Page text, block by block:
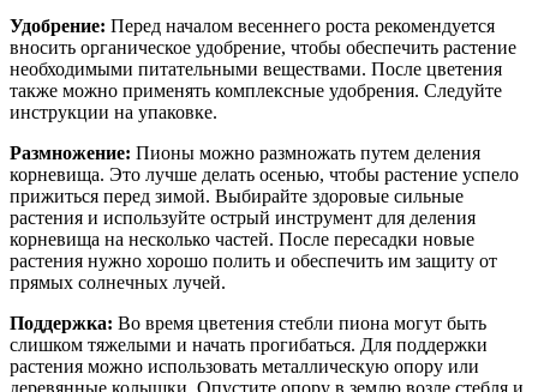
Удобрение: Перед началом весеннего роста рекомендуется
вносить органическое удобрение, чтобы обеспечить растение
необходимыми питательными веществами. После цветения
также можно применять комплексные удобрения. Следуйте
инструкции на упаковке.
Размножение: Пионы можно размножать путем деления
корневища. Это лучше делать осенью, чтобы растение успело
прижиться перед зимой. Выбирайте здоровые сильные
растения и используйте острый инструмент для деления
корневища на несколько частей. После пересадки новые
растения нужно хорошо полить и обеспечить им защиту от
прямых солнечных лучей.
Поддержка: Во время цветения стебли пиона могут быть
слишком тяжелыми и начать прогибаться. Для поддержки
растения можно использовать металлическую опору или